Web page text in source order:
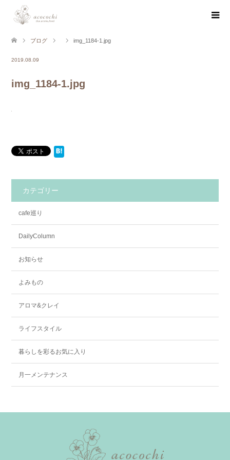
ブログ img_1184-1.jpg
2019.08.09
img_1184-1.jpg
カテゴリー
cafe巡り
DailyColumn
お知らせ
よみもの
アロマ&クレイ
ライフスタイル
暮らしを彩るお気に入り
月一メンテナンス